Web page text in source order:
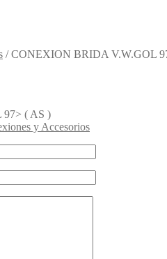
/CONEXION BRIDA V.W.GOL
( AS )
y Accesorios